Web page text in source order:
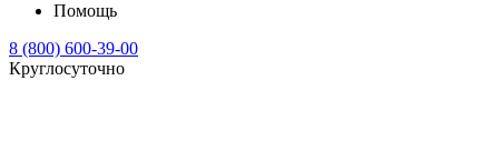
Помощь
8 (800) 600-39-00
Круглосуточно